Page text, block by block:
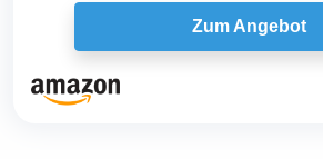
Zum Angebot